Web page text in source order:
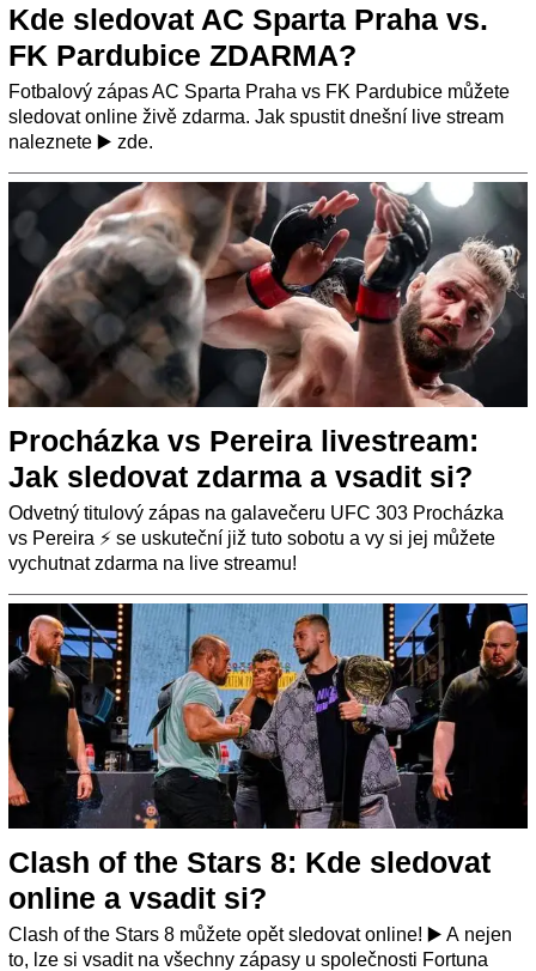
Kde sledovat AC Sparta Praha vs.
FK Pardubice ZDARMA?
Fotbalový zápas AC Sparta Praha vs FK Pardubice můžete
sledovat online živě zdarma. Jak spustit dnešní live stream
naleznete ▶️ zde.
Procházka vs Pereira livestream:
Jak sledovat zdarma a vsadit si?
Odvetný titulový zápas na galavečeru UFC 303 Procházka
vs Pereira ⚡ se uskuteční již tuto sobotu a vy si jej můžete
vychutnat zdarma na live streamu!
Clash of the Stars 8: Kde sledovat
online a vsadit si?
Clash of the Stars 8 můžete opět sledovat online! ▶️ A nejen
to, lze si vsadit na všechny zápasy u společnosti Fortuna